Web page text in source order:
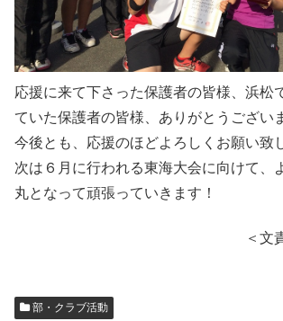
応援に来て下さった保護者の皆様、浜松
ていた保護者の皆様、ありがとうござい
今後とも、応援のほどよろしくお願い致
次は６月に行われる東海大会に向けて、
丸となって頑張っていきます！
＜文
部・クラブ活動